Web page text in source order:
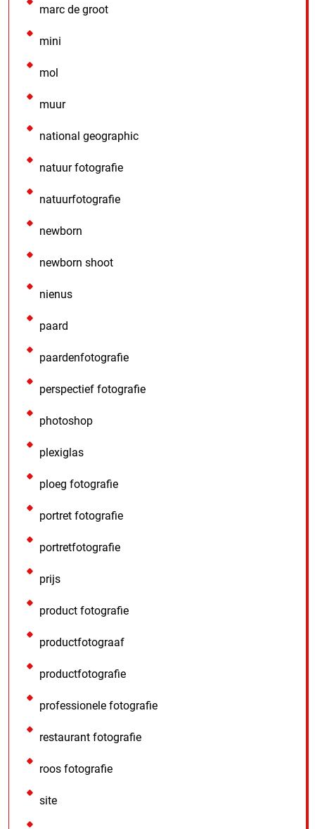
marc de groot
mini
mol
muur
national geographic
natuur fotografie
natuurfotografie
newborn
newborn shoot
nienus
paard
paardenfotografie
perspectief fotografie
photoshop
plexiglas
ploeg fotografie
portret fotografie
portretfotografie
prijs
product fotografie
productfotograaf
productfotografie
professionele fotografie
restaurant fotografie
roos fotografie
site